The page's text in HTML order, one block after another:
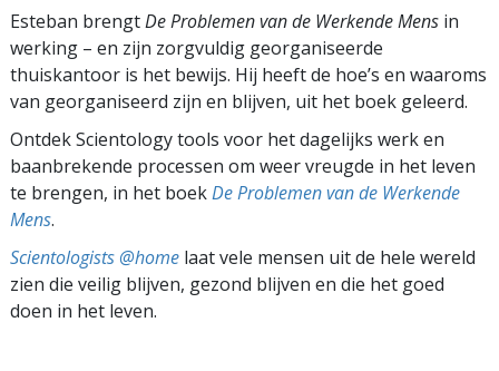
Esteban brengtDe Problemen van de Werkende Mens in
werking – en zijn zorgvuldig georganiseerde
thuiskantoor is het bewijs. Hij heeft de hoe’s en waaroms
van georganiseerd zijn en blijven, uit het boek geleerd.
Ontdek Scientology tools voor het dagelijks werk en
baanbrekende processen om weer vreugde in het leven
te brengen, in het boekDe Problemen van de Werkende
Mens.
Scientologists @home laat vele mensen uit de hele wereld
zien die veilig blijven, gezond blijven en die het goed
doen in het leven.